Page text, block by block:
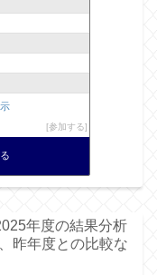
参加する
年度の結果分析
昨年度との比較な